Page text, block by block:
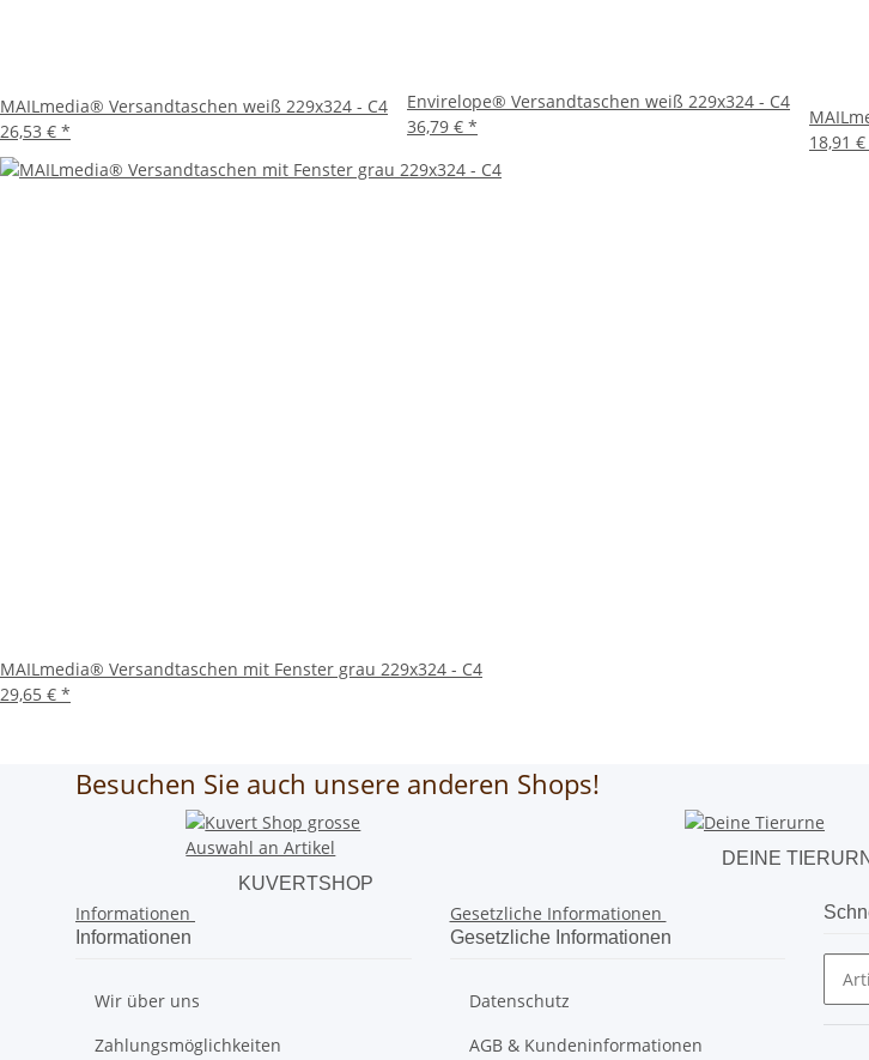
MAILmedia® Versandtaschen weiß 229x324 - C4
26,53 € *
Envirelope® Versandtaschen weiß 229x324 - C4
36,79 € *
18,91 €
MAILmedia® Versandtaschen mit Fenster grau 229x324 - C4
29,65 € *
Besuchen Sie auch unsere anderen Shops!
KUVERTSHOP
DEINE
Informationen
Informationen
Wir über uns
Zahlungsmöglichkeiten
Gesetzliche Informationen
Gesetzliche Informationen
Datenschutz
AGB & Kundeninformationen